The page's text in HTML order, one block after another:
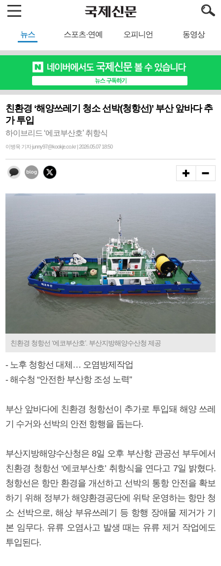
뉴스 스포츠·연예 오피니언 동영상
친환경 ‘해양쓰레기 청소 선박(청항선)’ 부산 앞바다 추
가 투입
하이브리드 ‘에코부산호’ 취항식
이병욱 기자 junny97@kookje.co.kr | 2026.05.07 18:50
친환경 청항선 ‘에코부산호’. 부산지방해양수산청 제공
- 노후 청항선 대체… 오염방제작업
- 해수청 “안전한 부산항 조성 노력”
부산 앞바다에 친환경 청항선이 추가로 투입돼 해양 쓰레
기 수거와 선박의 안전 항행을 돕는다.
부산지방해양수산청은 8일 오후 부산항 관공선 부두에서
친환경 청항선 ‘에코부산호’ 취항식을 연다고 7일 밝혔다.
청항선은 항만 환경을 개선하고 선박의 통항 안전을 확보
하기 위해 정부가 해양환경공단에 위탁 운영하는 항만 청
소 선박으로, 해상 부유쓰레기 등 항행 장애물 제거가 기
본 임무다. 유류 오염사고 발생 때는 유류 제거 작업에도
투입된다.